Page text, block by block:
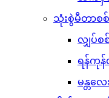
သက်မှ
သုံးစွဲမီတာစ
လျှပ်စ
ရန်ကုန်
မန္တလ